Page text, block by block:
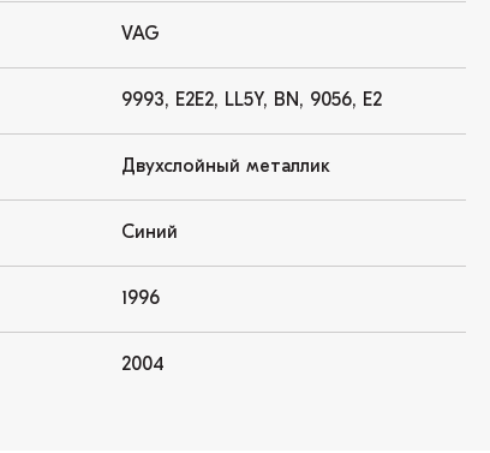
VAG
9993, E2E2, LL5Y, BN, 9056, E2
Двухслойный металлик
Синий
1996
2004